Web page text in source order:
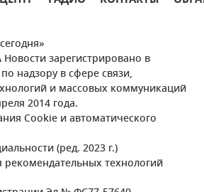
зарегистрировано в
надзору в сфере связи,
и массовых коммуникаций
2014 года.
Cookie и автоматического
(ред. 2023 г.)
технологий